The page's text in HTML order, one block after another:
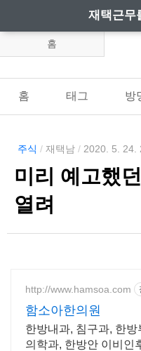
재택근무
홈
홈 태그 방
주식 / 재택남 / 2020. 5. 24.
미리 예고했
열려
http://www.hamsoa.com
함소아한의원
한방내과, 침구과, 한
의학과, 한방안 이비인